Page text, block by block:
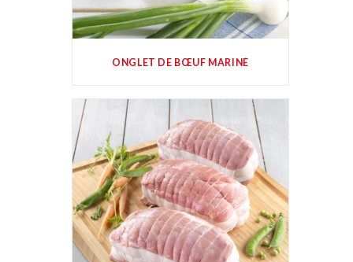
ONGLET DE BŒUF MARINÉ